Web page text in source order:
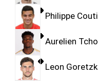
Philippe
Aurelien
Leon